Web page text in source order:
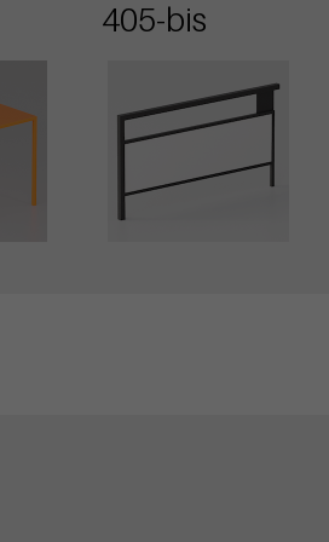
pubblicitaria
405-bis